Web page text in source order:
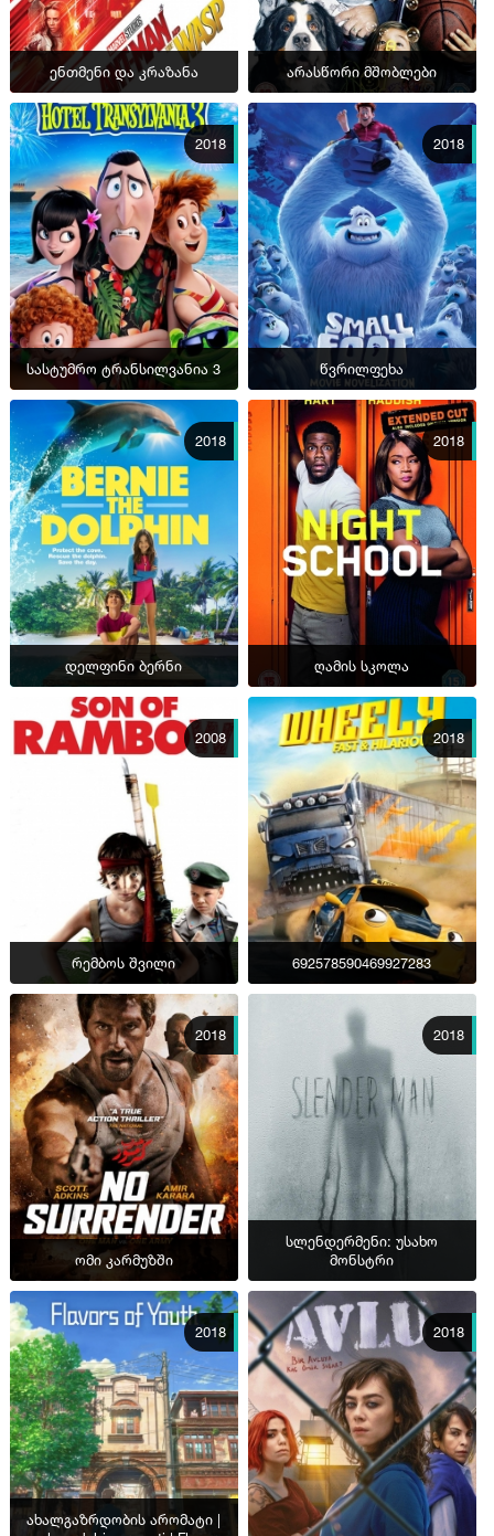
ენთმენი და კრაზანა არასწორი მშობლები
2018
სასტუმრო ტრანსილვანია 3
2018
წვრილფეხა
2018
დელფინი ბერნი
2018
ღამის სკოლა
2008
რემბოს შვილი
2018
692578590469927283
2018
ომი კარმუზში
2018
სლენდერმენი: უსახო
მონსტრი
2018
ახალგაზრდობის არომატი |
2018